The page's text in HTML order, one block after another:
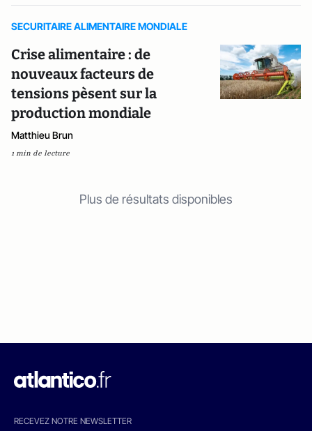
SECURITAIRE ALIMENTAIRE MONDIALE
Crise alimentaire : de
nouveaux facteurs de
tensions pèsent sur la
production mondiale
Matthieu Brun
1 min de lecture
Plus de résultats disponibles
RECEVEZ NOTRE NEWSLETTER